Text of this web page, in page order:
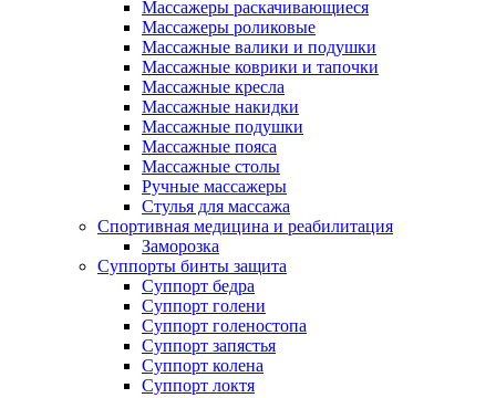
Массажеры раскачивающиеся
Массажеры роликовые
Массажные валики и подушки
Массажные коврики и тапочки
Массажные кресла
Массажные накидки
Массажные подушки
Массажные пояса
Массажные столы
Ручные массажеры
Стулья для массажа
Спортивная медицина и реабилитация
Заморозка
Суппорты бинты защита
Суппорт бедра
Суппорт голени
Суппорт голеностопа
Суппорт запястья
Суппорт колена
Суппорт локтя